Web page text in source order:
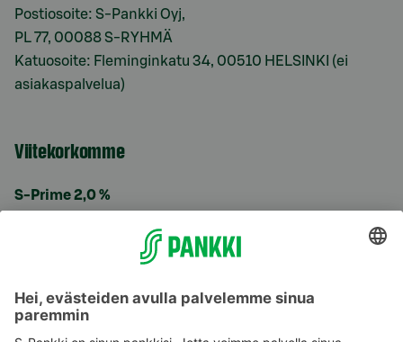
Postiosoite: S-Pankki Oyj,
PL 77, 00088 S-RYHMÄ
Katuosoite: Fleminginkatu 34, 00510 HELSINKI (ei
asiakaspalvelua)
Viitekorkomme
S-Prime 2,0 %